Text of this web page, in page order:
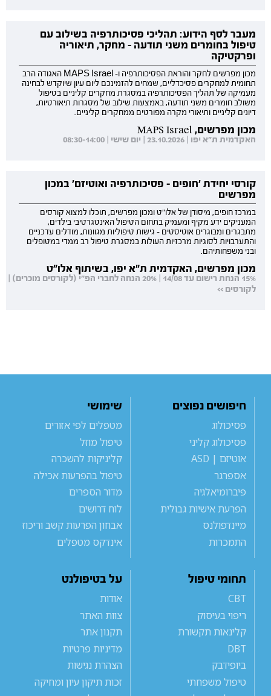
מעבר לסף הידוע: תהליכי פסיכותרפיה בשילוב עם
טיפול בחומרים משני תודעה - מחקר, תיאוריה
ופרקטיקה
מכון מפרשים לחקר והוראת הפסיכותרפיה ו- MAPS Israel האגודה הרב
תחומית למחקרים פסיכדליים, שמחים להזמינכם ליום עיון שיוקדש לבחינה
מעמיקה של תהליך הפסיכותרפיה במסגרת מחקרים קליניים בטיפול
משולב חומרים משני תודעה, באמצעות שילוב של מסגרות תיאורטיות,
דיונים קליניים ותיאורי מקרה מפורטים ממחקרים קליניים.
מכון מפרשים, MAPS Israel
האקדמית ת"א יפו | 23.10.2026 | יום שישי | 08:30-14:00
קורסי יחידת 'חופים - פסיכותרפיה ואוטיזם' במכון
מפרשים
במרכז חופים, מיסודן של אלו"ט ומכון מפרשים, תוכלו למצוא קורסים
המעניקים ידע מקיף ומעמיק בתחום הטיפול האינטגרטיבי בילדים,
מתבגרים ומבוגרים אוטיסטים - גישות טיפוליות מגוונות, מודלים עדכניים
והתערבויות לסוגיות מרכזיות העולות במסגרת טיפול רב ממדי במטופלים
ובני משפחותיהם.
מכון מפרשים, האקדמית ת"א יפו, בשיתוף אלו"ט
15% הנחת רישום עד 14/08 | 20% הנחה לחברי הפ"י (לקורסים מוכרים) |
לקורסים >>
חיפושים נפוצים
פסיכולוג
פסיכולוג קליני
אוטיזם | ASD
אספרגר
פיברומיאלגיה
הפרעת אישיות גבולית
מיינדפולנס
התמכרות
שימושי
מטפלים לפי אזורים
טיפול מוזל
קליניקות להשכרה
טיפול בהפרעות אכילה
מדור הספרים
לוח דרושים
אבחון הפרעות קשב וריכוז
אינדקס מטפלים
תחומי טיפול
CBT
ריפוי בעיסוק
קלינאות תקשורת
DBT
ביופידבק
טיפול משפחתי
על בטיפולנט
אודות
צוות האתר
תקנון אתר
מדיניות פרטיות
הצהרת נגישות
זכות תיקון עיון ומחיקה